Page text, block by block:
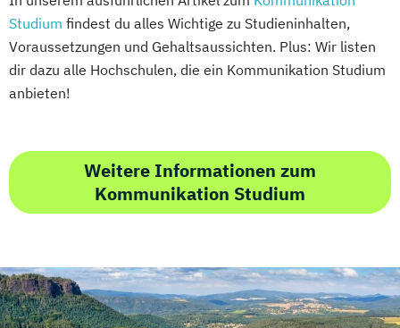
Studium findest du alles Wichtige zu Studieninhalten,
Voraussetzungen und Gehaltsaussichten. Plus: Wir listen
dir dazu alle Hochschulen, die ein Kommunikation Studium
anbieten!
Weitere Informationen zum
Kommunikation Studium